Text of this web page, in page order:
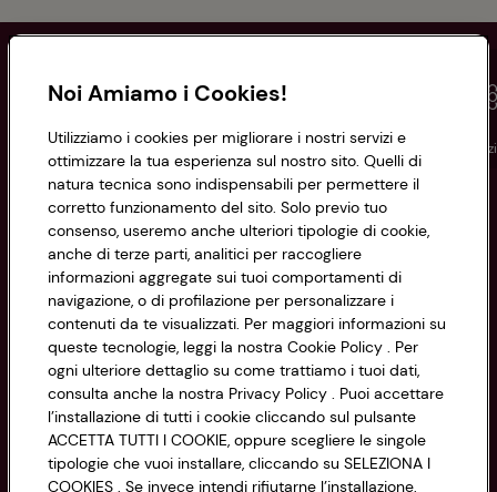
Conad Spesa online Assicurazioni Viaggi
Informazioni
Privacy Policy
Cookie Policy
Impostazioni Cookie
Accessibilità
CONAD SOCIETÀ COOPERATIVA
Via Michelino, 59 | 40127 BOLOGNA
Codice Fiscale e Registro Imprese
di Bologna 00865960157
PARTITA IVA 03320960374
Noi Amiamo i Cookies!
Utilizziamo i cookies per migliorare i nostri servizi e
ottimizzare la tua esperienza sul nostro sito. Quelli di
natura tecnica sono indispensabili per permettere il
corretto funzionamento del sito. Solo previo tuo
consenso, useremo anche ulteriori tipologie di cookie,
anche di terze parti, analitici per raccogliere
informazioni aggregate sui tuoi comportamenti di
navigazione, o di profilazione per personalizzare i
contenuti da te visualizzati. Per maggiori informazioni su
queste tecnologie, leggi la nostra Cookie Policy . Per
ogni ulteriore dettaglio su come trattiamo i tuoi dati,
consulta anche la nostra Privacy Policy . Puoi accettare
l’installazione di tutti i cookie cliccando sul pulsante
ACCETTA TUTTI I COOKIE, oppure scegliere le singole
tipologie che vuoi installare, cliccando su SELEZIONA I
COOKIES . Se invece intendi rifiutarne l’installazione,